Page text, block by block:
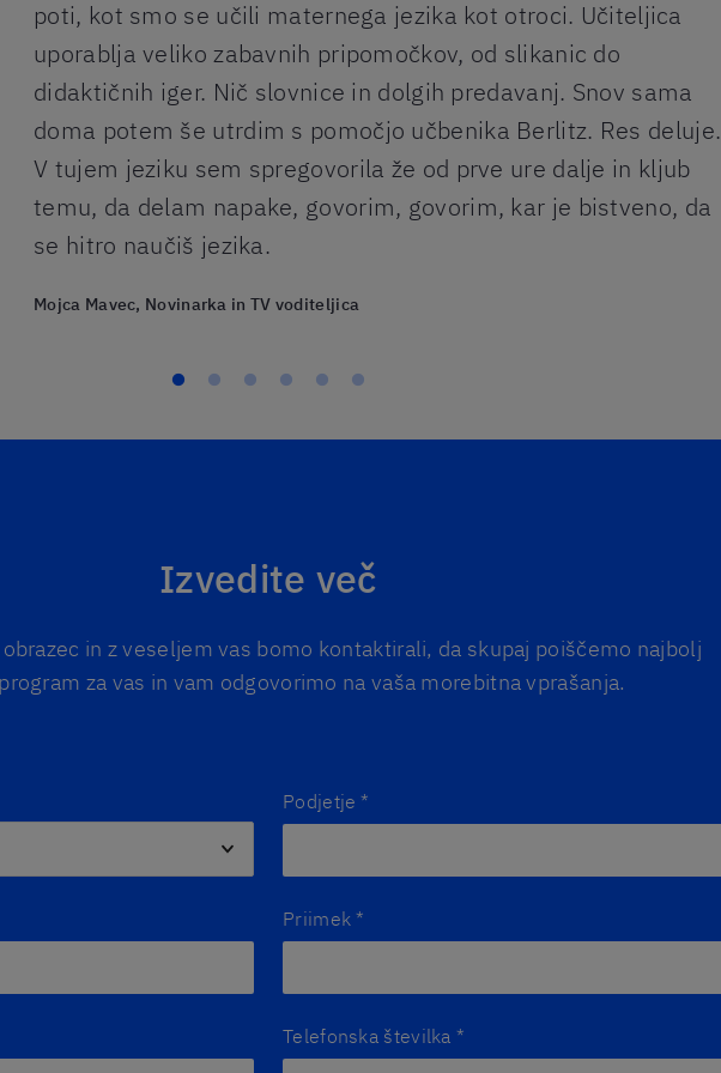
poti, kot smo se učili maternega jezika kot otroci. Učiteljica
uporablja veliko zabavnih pripomočkov, od slikanic do
didaktičnih iger. Nič slovnice in dolgih predavanj. Snov sama
doma potem še utrdim s pomočjo učbenika Berlitz. Res deluje.
V tujem jeziku sem spregovorila že od prve ure dalje in kljub
temu, da delam napake, govorim, govorim, kar je bistveno, da
se hitro naučiš jezika.
Mojca Mavec, Novinarka in TV voditeljica
Izvedite več
in z veseljem vas bomo kontaktirali, da skupaj poiščemo najbolj
za vas in vam odgovorimo na vaša morebitna vprašanja.
Podjetje *
Priimek *
Telefonska številka *